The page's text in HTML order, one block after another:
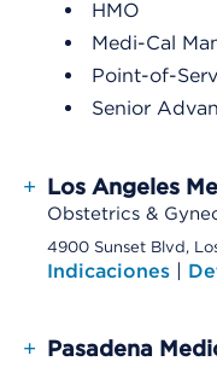
HMO
Medi-Cal
Point-of-
Senior
+ Los Angeles
Obstetrics &
4900 Sunset Blvd,
Indicaciones |
+ Pasadena